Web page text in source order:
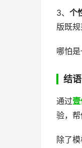
3、 个
版既规
哪怕
结语
通过
验，帮
除了